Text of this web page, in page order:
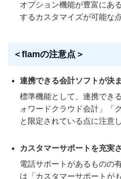
オプション機能が豊富にあ
するカスタマイズが可能な
＜flamの注意点＞
連携できる会計ソフトが決
標準機能として、連携でき
ォワードクラウド会計」「
と限定されている点に注意
カスタマーサポートを充実
電話サポートがあるものの
は「カスタマーサポートが